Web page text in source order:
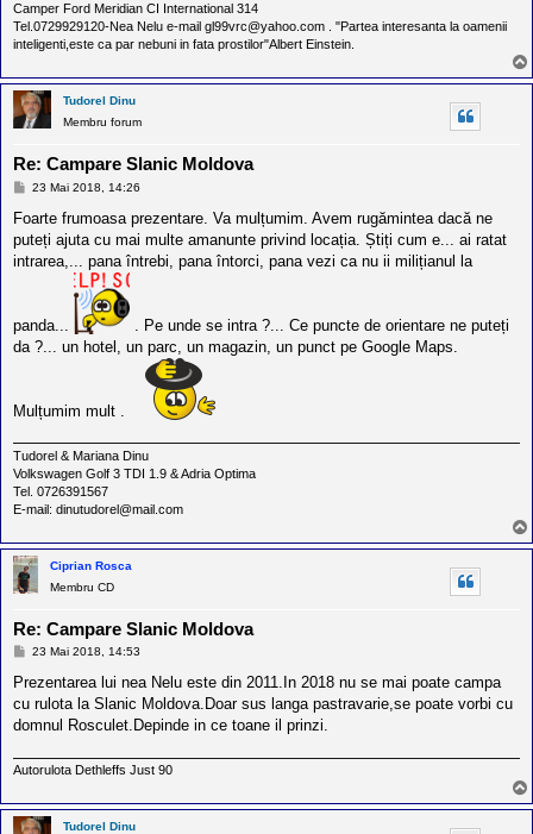
Camper Ford Meridian CI International 314
Tel.0729929120-Nea Nelu e-mail gl99vrc@yahoo.com . "Partea interesanta la oamenii
inteligenti,este ca par nebuni in fata prostilor"Albert Einstein.
Tudorel Dinu
Membru forum
Re: Campare Slanic Moldova
M
s
j
23 Mai 2018, 14:26
Foarte frumoasa prezentare. Va mulțumim. Avem rugămintea dacă ne
puteți ajuta cu mai multe amanunte privind locația. Știți cum e... ai ratat
intrarea,... pana întrebi, pana întorci, pana vezi ca nu ii milițianul la
panda...
. Pe unde se intra ?... Ce puncte de orientare ne puteți
da ?... un hotel, un parc, un magazin, un punct pe Google Maps.
Mulțumim mult .
Tudorel & Mariana Dinu
Volkswagen Golf 3 TDI 1.9 & Adria Optima
Tel. 0726391567
E-mail: dinutudorel@mail.com
Ciprian Rosca
Membru CD
Re: Campare Slanic Moldova
M
s
j
23 Mai 2018, 14:53
Prezentarea lui nea Nelu este din 2011.In 2018 nu se mai poate campa
cu rulota la Slanic Moldova.Doar sus langa pastravarie,se poate vorbi cu
domnul Rosculet.Depinde in ce toane il prinzi.
Autorulota Dethleffs Just 90
Tudorel Dinu